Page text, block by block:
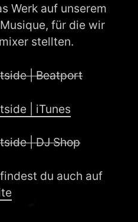
Werk auf unserem
für die wir
stellten.
| Beatport
| iTunes
| DJ Shop
du auch auf